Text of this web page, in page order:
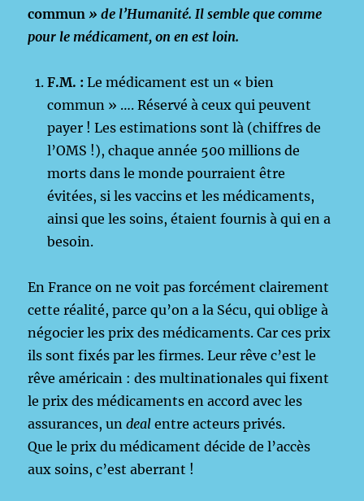
commun» de l’Humanité. Il semble que comme
pour le médicament, on en est loin.
F.M. :Le médicament est un « bien
commun » …. Réservé à ceux qui peuvent
payer ! Les estimations sont là (chiffres de
l’OMS !), chaque année 500 millions de
morts dans le monde pourraient être
évitées, si les vaccins et les médicaments,
ainsi que les soins, étaient fournis à qui en a
besoin.
En France on ne voit pas forcément clairement
cette réalité, parce qu’on a la Sécu, qui oblige à
négocier les prix des médicaments. Car ces prix
ils sont fixés par les firmes. Leur rêve c’est le
rêve américain : des multinationales qui fixent
le prix des médicaments en accord avec les
assurances, undeal entre acteurs privés.
Que le prix du médicament décide de l’accès
aux soins, c’est aberrant !